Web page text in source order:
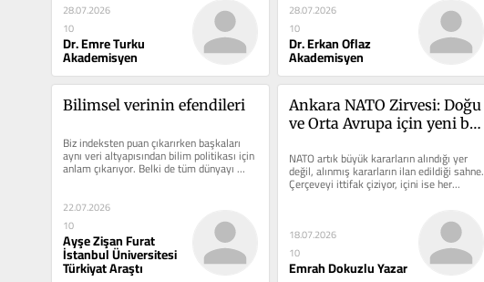
28.07.2026
10
Dr. Emre Turku
Akademisyen
28.07.2026
10
Dr. Erkan Oflaz
Akademisyen
Bilimsel verinin efendileri
Biz indeksten puan çıkarırken başkaları
aynı veri altyapısından bilim politikası için
anlam çıkarıyor. Belki de tüm dünyayı
abonesi...
22.07.2026
10
Ayşe Zişan Furat
İstanbul Üniversitesi
Türkiyat Araştı
Ankara NATO Zirvesi: Doğu
ve Orta Avrupa için yeni bir
NATO artık büyük kararların alındığı yer
değil, alınmış kararların ilan edildiği sahne.
Çerçeveyi ittifak çiziyor, içini ise her...
18.07.2026
10
Emrah Dokuzlu Yazar